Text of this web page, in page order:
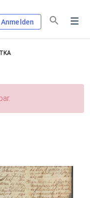
Anmelden